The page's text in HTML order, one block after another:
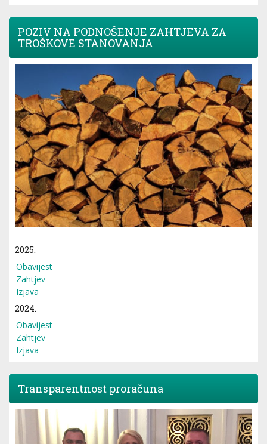
POZIV NA PODNOŠENJE ZAHTJEVA ZA
TROŠKOVE STANOVANJA
2025.
Obavijest
Zahtjev
Izjava
2024.
Obavijest
Zahtjev
Izjava
Transparentnost proračuna